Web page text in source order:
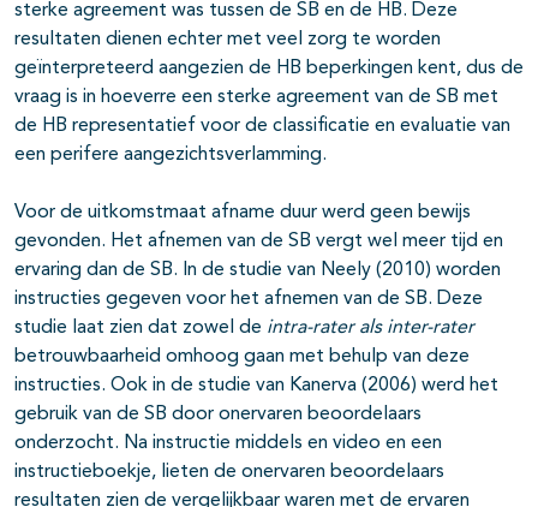
sterke agreement was tussen de SB en de HB. Deze
resultaten dienen echter met veel zorg te worden
geïnterpreteerd aangezien de HB beperkingen kent, dus de
vraag is in hoeverre een sterke agreement van de SB met
de HB representatief voor de classificatie en evaluatie van
een perifere aangezichtsverlamming.
Voor de uitkomstmaat afname duur werd geen bewijs
gevonden. Het afnemen van de SB vergt wel meer tijd en
ervaring dan de SB. In de studie van Neely (2010) worden
instructies gegeven voor het afnemen van de SB. Deze
studie laat zien dat zowel de intra-rater als inter-rater
betrouwbaarheid omhoog gaan met behulp van deze
instructies. Ook in de studie van Kanerva (2006) werd het
gebruik van de SB door onervaren beoordelaars
onderzocht. Na instructie middels en video en een
instructieboekje, lieten de onervaren beoordelaars
resultaten zien de vergelijkbaar waren met de ervaren